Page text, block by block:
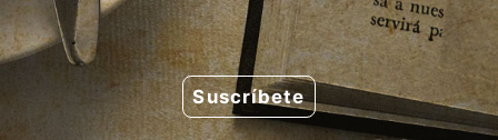
Saltar
al
contenido
Suscríbete